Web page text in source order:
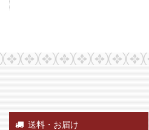
送料・お届け